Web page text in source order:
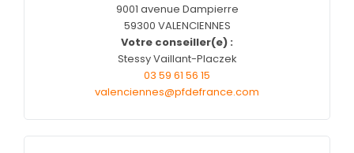
Nos urnes funéraires
Rapatriement
Services aux familles
9001 avenue Dampierre
59300 VALENCIENNES
Votre conseiller(e) :
Stessy Vaillant-Placzek
03 59 61 56 15
valenciennes@pfdefrance.com